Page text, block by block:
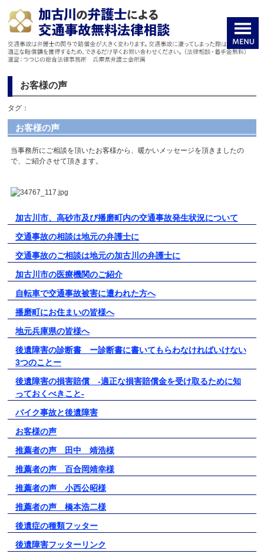
お客様の声
タグ：
お客様の声
当事務所にご相談を頂いたお客様から、暖かいメッセージを頂きましたの
で、ご紹介させて頂きます。
加古川市、高砂市及び播磨町内の交通事故発生状況について
交通事故の相談は地元の弁護士に
交通事故のご相談は地元の加古川の弁護士に
加古川市の医療機関のご紹介
自転車で交通事故被害に遭われた方へ
播磨町にお住まいの皆様へ
地元兵庫県の皆様へ
後遺障害の診断書 ー診断書に書いてもらわなければいけない
3つのことー
後遺障害の損害賠償 -適正な損害賠償金を受け取るために知
っておくべきこと-
バイク事故と後遺障害
お客様の声
推薦者の声 田中 靖浩様
推薦者の声 百合岡靖幸様
推薦者の声 小西公昭様
推薦者の声 橋本浩二様
後遺症の種類フッター
後遺障害フッターリンク